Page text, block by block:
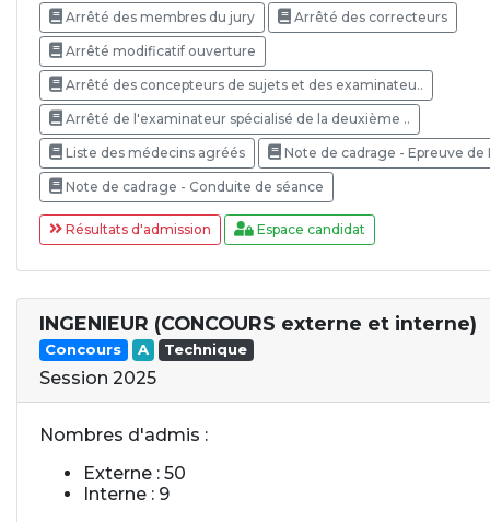
Arrêté des membres du jury Arrêté des correcteurs
Arrêté modificatif ouverture
Arrêté des concepteurs de sujets et des examinateu..
Arrêté de l'examinateur spécialisé de la deuxième ..
Liste des médecins agréés Note de cadrage - Epreuve de
Note de cadrage - Conduite de séance
Résultats d'admission Espace candidat
INGENIEUR (CONCOURS externe et interne)
Concours A Technique
Session 2025
Nombres d'admis :
Externe : 50
Interne : 9